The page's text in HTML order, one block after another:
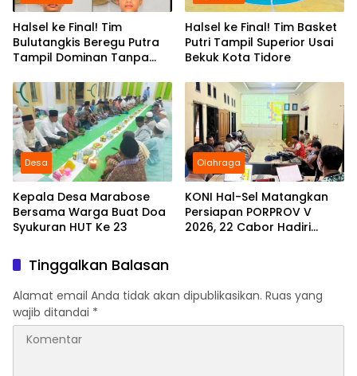
Halsel ke Final! Tim
Bulutangkis Beregu Putra
Tampil Dominan Tanpa
Halsel ke Final! Tim Basket
Putri Tampil Superior Usai
Bekuk Kota Tidore
Desa
Kepala Desa Marabose
Bersama Warga Buat Doa
Syukuran HUT Ke 23
Olahraga
KONI Hal-Sel Matangkan
Persiapan PORPROV V
2026, 22 Cabor Hadiri
Tinggalkan Balasan
Alamat email Anda tidak akan dipublikasikan. Ruas yang
wajib ditandai *